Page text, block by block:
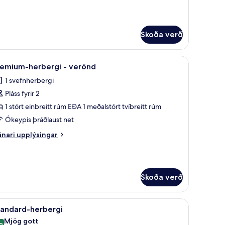
Skoða verð
vinnuaðstaða fyrir fartölvur Míníbar, öryggishólf í herbergi, skrifborð,
11 herbergi - verönd
1 svefnherbergi
Pláss fyrir 2
1 stórt einbreitt rúm EÐA 1 meðalstórt tvíbreitt rúm
Ókeypis þráðlaust net
upplýsingar
Skoða verð
vinnuaðstaða fyrir fartölvur Míníbar, öryggishólf í herbergi, skrifborð,
14 herbergi
Mjög gott